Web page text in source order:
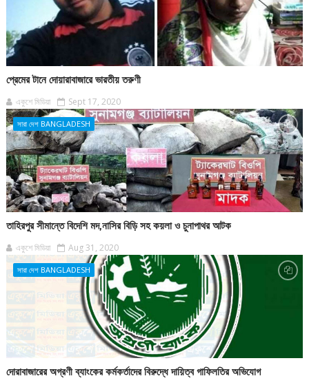
প্রেমের টানে দোয়ারাবাজারে ভারতীয় তরুণী
একুশে মিডিয়া Sept 17, 2020
সারা দেশ BANGLADESH
তাহিরপুর সীমান্তে বিদেশি মদ,নাসির বিড়ি সহ কয়লা ও চুনাপাথর আটক
একুশে মিডিয়া Aug 31, 2020
সারা দেশ BANGLADESH
দোরাবাজারের অগ্রণী ব্যাংকের কর্মকর্তাদের বিরুদ্ধে দায়িত্ব গাফিলতির অভিযোগ